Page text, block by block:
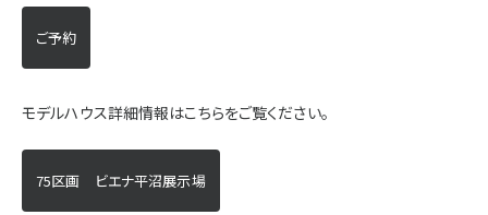
ご予約
モデルハウス詳細情報はこちらをご覧ください。
75区画 ビエナ平沼展示場